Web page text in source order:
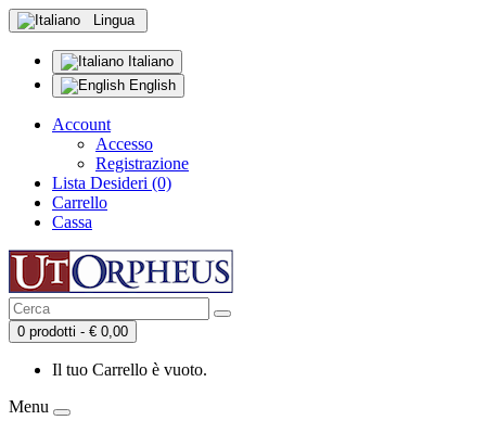
Lingua
Italiano
English
Account
Accesso
Registrazione
Lista Desideri (0)
Carrello
Cassa
0 prodotti - € 0,00
Il tuo Carrello è vuoto.
Menu